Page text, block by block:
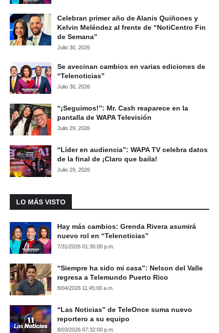
Celebran primer año de Alanis Quiñones y
Kelvin Meléndez al frente de “NotiCentro Fin
de Semana”
Julio 30, 2026
Se avecinan cambios en varias ediciones de
“Telenoticias”
Julio 30, 2026
“¡Seguimos!”: Mr. Cash reaparece en la
pantalla de WAPA Televisión
Julio 29, 2026
“Líder en audiencia”: WAPA TV celebra datos
de la final de ¡Claro que baila!
Julio 29, 2026
LO MÁS VISTO
Hay más cambios: Grenda Rivera asumirá
nuevo rol en “Telenoticias”
7/31/2026 01:30:00 p.m.
“Siempre ha sido mi casa”: Nelson del Valle
regresa a Telemundo Puerto Rico
8/04/2026 11:45:00 a.m.
“Las Noticias” de TeleOnce suma nuevo
reportero a su equipo
8/03/2026 07:32:00 p.m.